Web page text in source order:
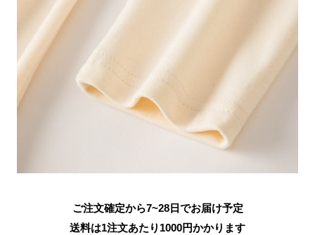
ご注文確定から7~28日でお届け予定
送料は1注文あたり 1000円かかります